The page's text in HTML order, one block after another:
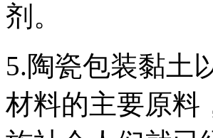
剂。
5.陶瓷包装黏土
材料的主要原料